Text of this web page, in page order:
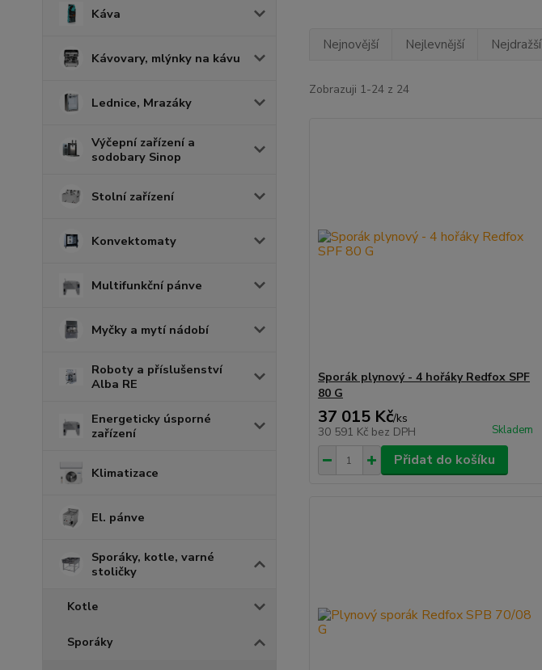
Káva
Kávovary, mlýnky na kávu
Lednice, Mrazáky
Výčepní zařízení a
sodobary Sinop
Stolní zařízení
Konvektomaty
Multifunkční pánve
Myčky a mytí nádobí
Roboty a příslušenství
Alba RE
Energeticky úsporné
zařízení
Klimatizace
El. pánve
Sporáky, kotle, varné
stoličky
Kotle
Sporáky
Nejnovější Nejlevnější Nejdražší
Zobrazuji 1-24 z 24
Sporák plynový - 4 hořáky Redfox SPF
80 G
37 015 Kč/ks
30 591 Kč bez DPH Skladem
Přidat do košíku